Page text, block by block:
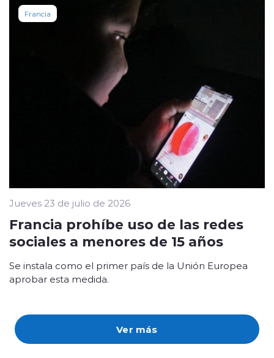
Ver más
Francia
Jueves 23 de julio de 2026
Francia prohíbe uso de las redes
sociales a menores de 15 años
Se instala como el primer país de la Unión Europea
aprobar esta medida.